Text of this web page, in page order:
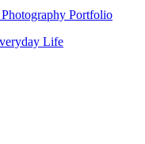
Portfolio
Life